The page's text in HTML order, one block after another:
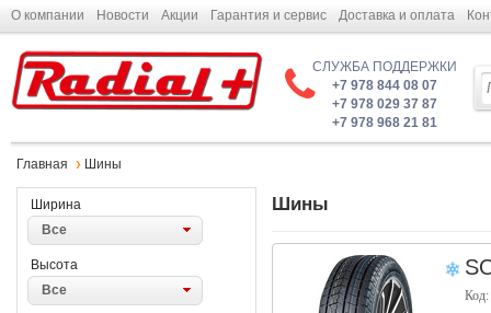
О компании Новости Акции Гарантия и сервис Доставка и оплата
СЛУЖБА ПОДДЕРЖКИ
+7 978 844 08 07
+7 978 029 37 87
+7 978 968 21 81
Главная Шины
Ширина
Все
Высота
Все
Шины
Код: